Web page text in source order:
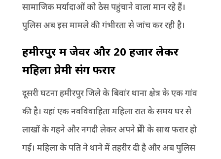
सामाजिक मर्यादाओं को ठेस पहुंचाने वाला मान रहे हैं।
पुलिस अब इस मामले की गंभीरता से जांच कर रही है।
हमीरपुर में जेवर और 20 हजार लेकर
महिला प्रेमी संग फरार
दूसरी घटना हमीरपुर जिले के बिवांर थाना क्षेत्र के एक गांव
की है। यहां एक नवविवाहिता महिला रात के समय घर से
लाखों के गहने और नगदी लेकर अपने प्रेमी के साथ फरार हो
गई। महिला के पति ने थाने में तहरीर दी है और अब पुलिस